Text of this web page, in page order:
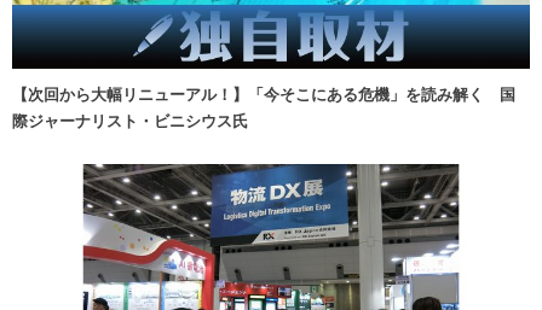
【次回から大幅リニューアル！】「今そこにある危機」を読み解く 国
際ジャーナリスト・ビニシウス氏